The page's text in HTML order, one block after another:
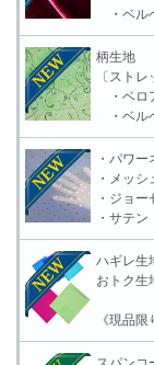
・ベル
柄生地
〔ストレ
・ベロ
・ベル
・パワー
・メッ
・ジョー
・サテン
ハギレ生
おトク生
《現品限